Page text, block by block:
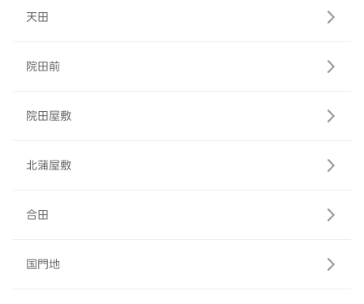
天田
院田前
院田屋敷
北蒲屋敷
合田
国門地